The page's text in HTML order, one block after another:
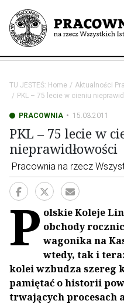
TU JESTEŚ: Home
Aktualności
PKL – 75 lecie w cieniu
PRACOWNIA 15.03.2011
PKL – 75 lecie w
nieprawidłowości
Pracownia na rzecz
P olskie Koleje
obchody
wagonika na
wtedy, tak i
kolei wzbudza szereg
pamiętać o historii
trwających procesach